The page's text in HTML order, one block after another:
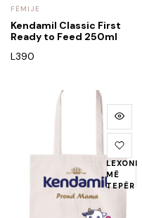
FËMIJE
Kendamil Classic First
Ready to Feed 250ml
L390
LEXONI
MË
TEPËR